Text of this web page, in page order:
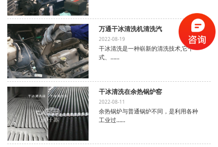
万通干冰清洗机清洗汽
2022-08-19
干冰清洗是一种崭新的清洗技术,它干
式、……
干冰清洗在余热锅炉窑
2022-08-11
余热锅炉与普通锅炉不同，是利用各种
工业过……